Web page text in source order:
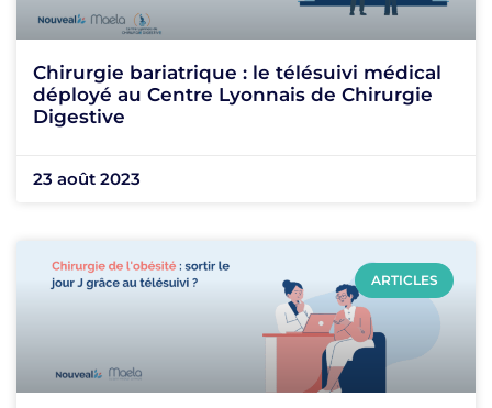
Chirurgie bariatrique : le télésuivi médical
déployé au Centre Lyonnais de Chirurgie
Digestive
23 août 2023
ARTICLES